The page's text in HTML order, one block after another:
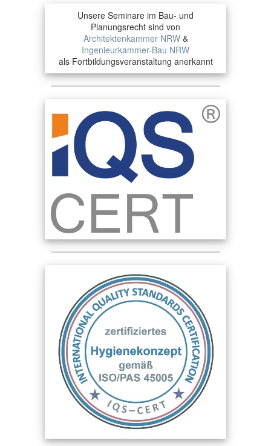
Unsere Seminare im Bau- und
Planungsrecht sind von
Architektenkammer NRW&
Ingenieurkammer-Bau NRW
als Fortbildungsveranstaltung anerkannt